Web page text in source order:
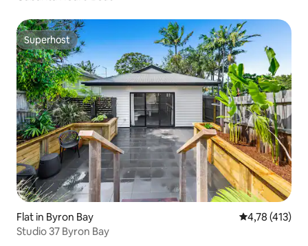
Superhost
Superhost
Flat in Byron Bay Gemiddelde
4,78 (413)
Studio 37 Byron Bay